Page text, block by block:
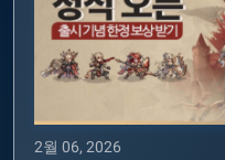
2월 06, 2026